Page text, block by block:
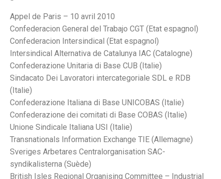
Appel de Paris – 10 avril 2010
Confederacion General del Trabajo CGT (Etat espagnol)
Confederacion Intersindical (Etat espagnol)
Intersindical Alternativa de Catalunya IAC (Catalogne)
Confederazione Unitaria di Base CUB (Italie)
Sindacato Dei Lavoratori intercategoriale SDL e RDB
(Italie)
Confederazione Italiana di Base UNICOBAS (Italie)
Confederazione dei comitati di Base COBAS (Italie)
Unione Sindicale Italiana USI (Italie)
Transnationals Information Exchange TIE (Allemagne)
Sveriges Arbetares Centralorganisation SAC-
syndikalisterna (Suède)
British Isles Regional Organising Committee – Industrial